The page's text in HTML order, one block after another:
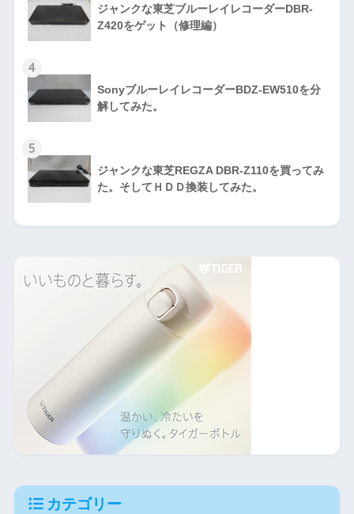
ジャンクな東芝ブルーレイレコーダーDBR-
Z420をゲット（修理編）
4
SonyブルーレイレコーダーBDZ-EW510を分
解してみた。
5
ジャンクな東芝REGZA DBR-Z110を買ってみ
た。そしてＨＤＤ換装してみた。
カテゴリー